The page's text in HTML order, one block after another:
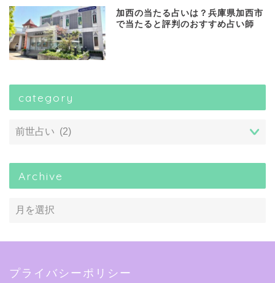
加西の当たる占いは？兵庫県加西市
で当たると評判のおすすめ占い師
category
Archive
プライバシーポリシー